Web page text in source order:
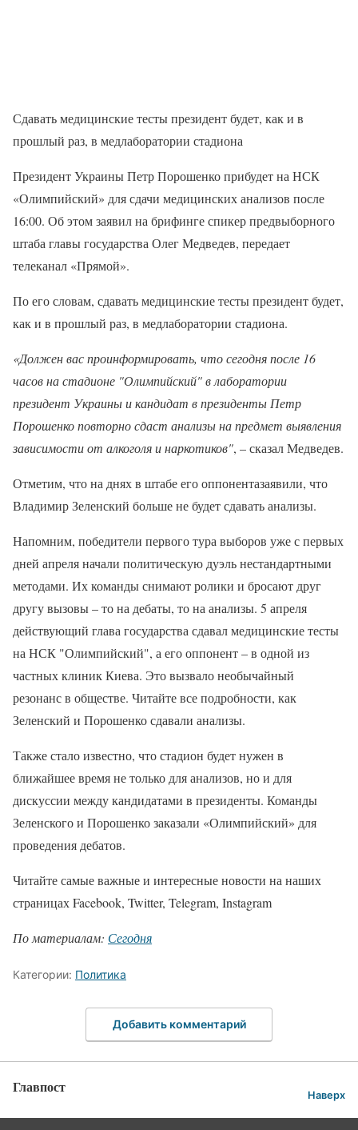
Сдавать медицинские тесты президент будет, как и в
прошлый раз, в медлаборатории стадиона
Президент Украины Петр Порошенко прибудет на НСК
«Олимпийский» для сдачи медицинских анализов после
16:00. Об этом заявил на брифинге спикер предвыборного
штаба главы государства Олег Медведев, передает
телеканал «Прямой».
По его словам, сдавать медицинские тесты президент будет,
как и в прошлый раз, в медлаборатории стадиона.
«Должен вас проинформировать, что сегодня после 16
часов на стадионе "Олимпийский" в лаборатории
президент Украины и кандидат в президенты Петр
Порошенко повторно сдаст анализы на предмет выявления
зависимости от алкоголя и наркотиков", – сказал Медведев.
Отметим, что на днях в штабе его оппонентазаявили, что
Владимир Зеленский больше не будет сдавать анализы.
Напомним, победители первого тура выборов уже с первых
дней апреля начали политическую дуэль нестандартными
методами. Их команды снимают ролики и бросают друг
другу вызовы – то на дебаты, то на анализы. 5 апреля
действующий глава государства сдавал медицинские тесты
на НСК "Олимпийский", а его оппонент – в одной из
частных клиник Киева. Это вызвало необычайный
резонанс в обществе. Читайте все подробности, как
Зеленский и Порошенко сдавали анализы.
Также стало известно, что стадион будет нужен в
ближайшее время не только для анализов, но и для
дискуссии между кандидатами в президенты. Команды
Зеленского и Порошенко заказали «Олимпийский» для
проведения дебатов.
Читайте самые важные и интересные новости на наших
страницах Facebook, Twitter, Telegram, Instagram
По материалам: Сегодня
Категории: Политика
Добавить комментарий
Главпост Наверх